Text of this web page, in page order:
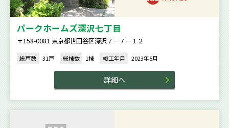
パークホームズ深沢七丁目
〒158-0081 東京都世田谷区深沢７－７－１２
総戸数 31戸 総棟数 1棟 竣工年月 2023年5月
詳細へ